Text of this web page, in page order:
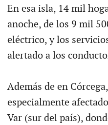
En esa isla, 14 mil
anoche, de los 9 mil
eléctrico, y los
alertado a los
Además de en
especialmente
Var (sur del país),